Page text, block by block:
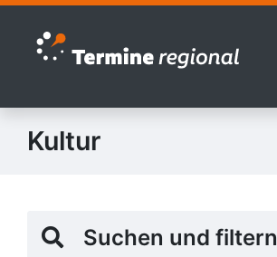
Zur Navigation springen
Zum Inhalt springen
Kultur
Suchen und filtern